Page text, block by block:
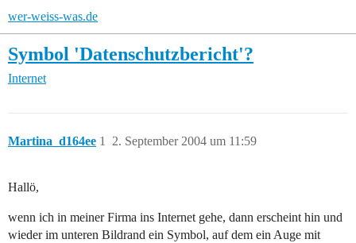
wer-weiss-was.de
Symbol 'Datenschutzbericht'?
Internet
Martina_d164ee 2. September 2004 um 11:59
1
Hallö,
wenn ich in meiner Firma ins Internet gehe, dann erscheint hin und
wieder im unteren Bildrand ein Symbol, auf dem ein Auge mit